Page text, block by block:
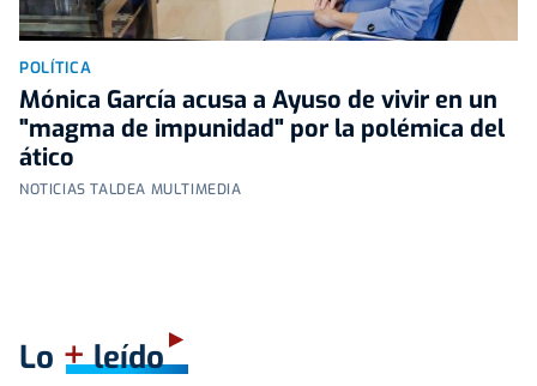
POLÍTICA
Mónica García acusa a Ayuso de vivir en un
"magma de impunidad" por la polémica del
ático
NOTICIAS TALDEA MULTIMEDIA
Lo +leído